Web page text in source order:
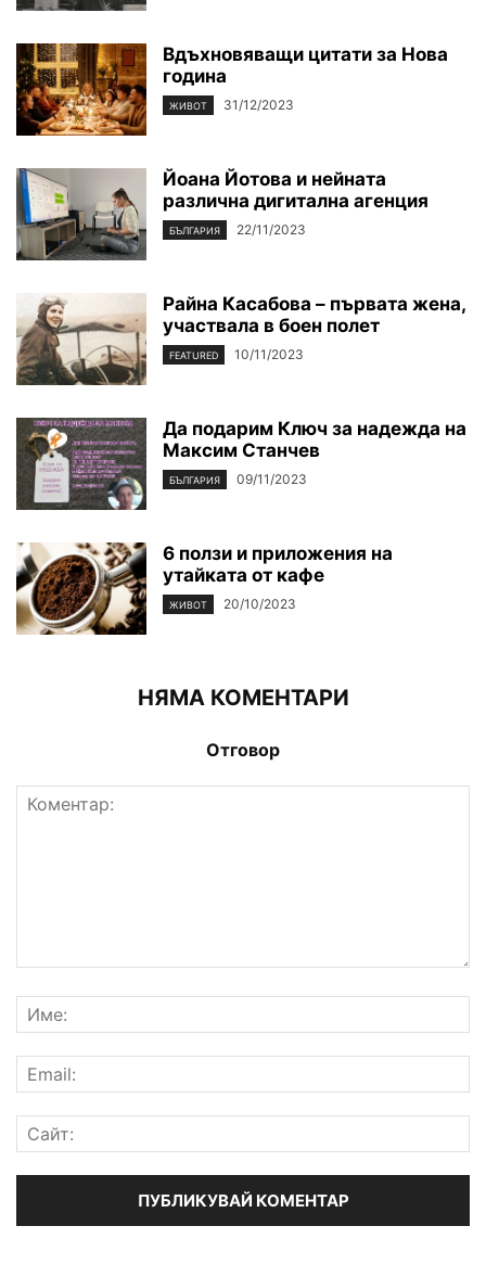
Вдъхновяващи цитати за Нова
година
ЖИВОТ 31/12/2023
Йоана Йотова и нейната
различна дигитална агенция
БЪЛГАРИЯ 22/11/2023
Райна Касабова – първата жена,
участвала в боен полет
FEATURED 10/11/2023
Да подарим Ключ за надежда на
Максим Станчев
БЪЛГАРИЯ 09/11/2023
6 ползи и приложения на
утайката от кафе
ЖИВОТ 20/10/2023
НЯМА КОМЕНТАРИ
Отговор